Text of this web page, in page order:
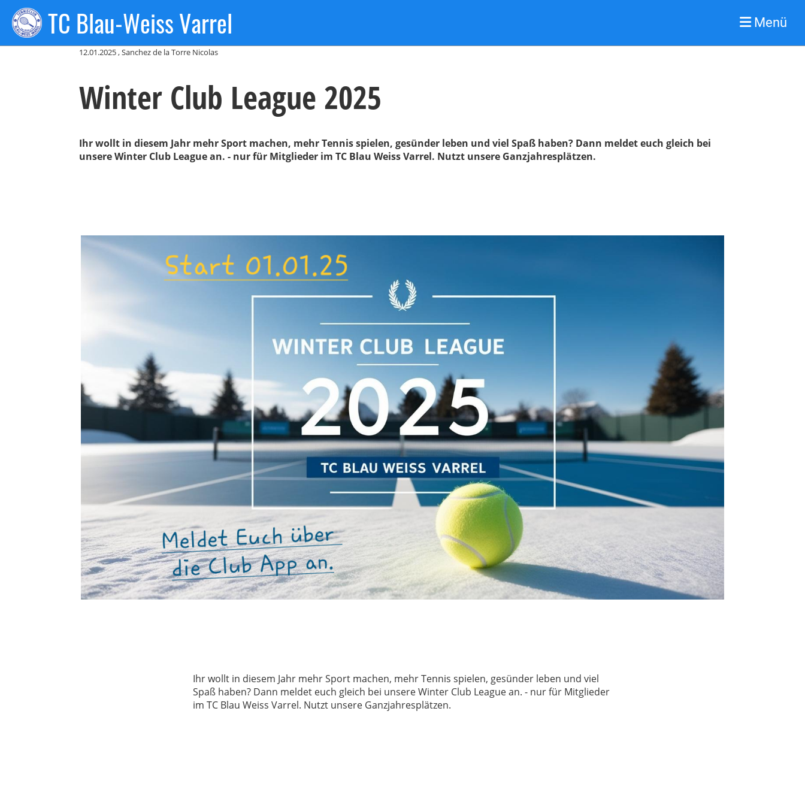
TC Blau-Weiss Varrel Menü
Zurück
12.01.2025, Sanchez de la Torre Nicolas
Winter Club League 2025
Ihr wollt in diesem Jahr mehr Sport machen, mehr Tennis spielen, gesünder leben und viel Spaß haben? Dann meldet euch gleich bei
unsere Winter Club League an. - nur für Mitglieder im TC Blau Weiss Varrel. Nutzt unsere Ganzjahresplätzen.
Ihr wollt in diesem Jahr mehr Sport machen, mehr Tennis spielen, gesünder leben und viel
Spaß haben? Dann meldet euch gleich bei unsere Winter Club League an. - nur für Mitglieder
im TC Blau Weiss Varrel. Nutzt unsere Ganzjahresplätzen.